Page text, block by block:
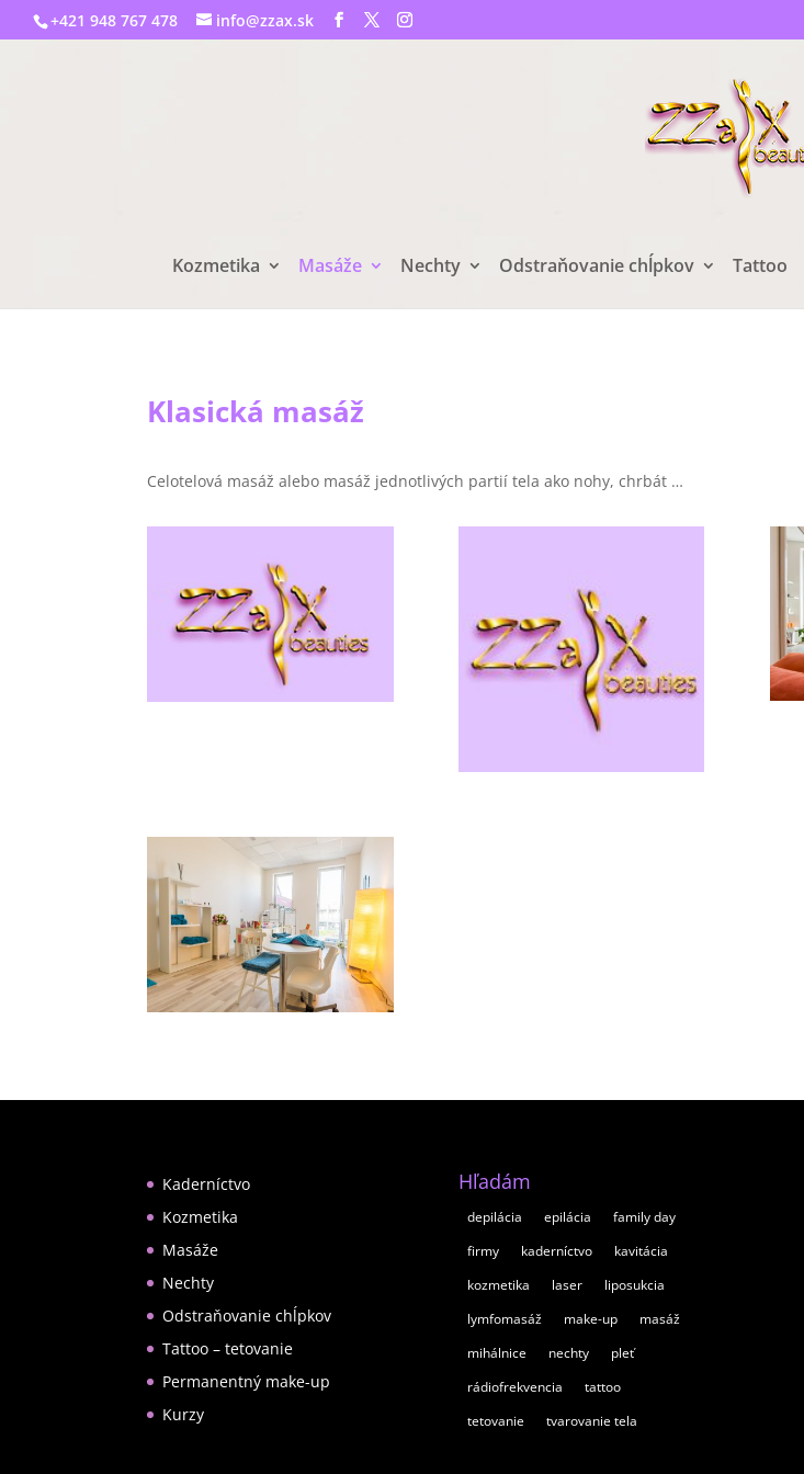
+421 948 767 478 info@zzax.sk
Kozmetika Masáže Nechty Odstraňovanie chĺpkov Tattoo
Klasická masáž
Celotelová masáž alebo masáž jednotlivých partií tela ako nohy, chrbát …
Kaderníctvo
Kozmetika
Masáže
Nechty
Odstraňovanie chĺpkov
Tattoo – tetovanie
Permanentný make-up
Kurzy
Hľadám
depilácia epilácia
family day
firmy
kaderníctvo
kavitácia
kozmetika
laser
liposukcia
lymfomasáž
make-up
masáž
mihálnice
nechty
pleť
rádiofrekvencia
tattoo
tetovanie
tvarovanie tela